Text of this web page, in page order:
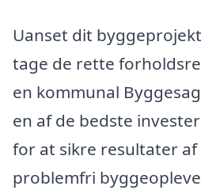
Uanset dit
tage de rette
en kommunal
en af de bedste
for at sikre resultater
problemfri